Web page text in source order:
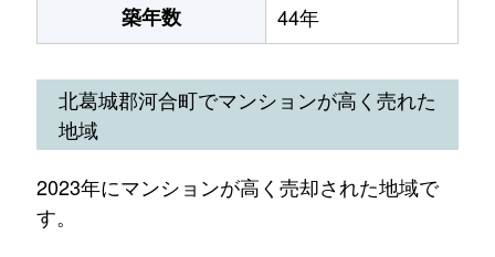
築年数 44年
北葛城郡河合町でマンションが高く売れた
地域
2023年にマンションが高く売却された地域で
す。